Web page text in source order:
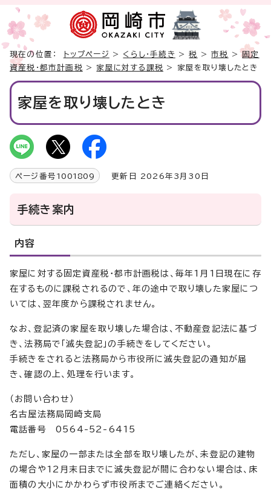
現在の位置： トップページ > くらし・手続き >税 >市税 >固定
資産税・都市計画税 > 家屋に対する課税 > 家屋を取り壊したとき
家屋を取り壊したとき
ページ番号 1001809 更新日 2026年3月30日
手続き案内
内容
家屋に対する固定資産税・都市計画税は、毎年1月1日現在に存
在するものに課税されるので、年の途中で取り壊した家屋につ
いては、翌年度から課税されません。
なお、登記済の家屋を取り壊した場合は、不動産登記法に基づ
き、法務局で「滅失登記」の手続きをしてください。
手続きをされると法務局から市役所に滅失登記の通知が届
き、確認の上、処理を行います。
（お問い合わせ）
名古屋法務局岡崎支局
電話番号 0564-52-6415
ただし、家屋の一部または全部を取り壊したが、未登記の建物
の場合や12月末日までに滅失登記が間に合わない場合は、床
面積の大小にかかわらず市役所までご連絡ください。